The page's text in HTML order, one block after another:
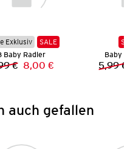
Exklusiv
SALE
Baby Radler
Vorheriger Preis:
€ Neuer Preis:
8,00 €
Baby
5,99 €
auch gefallen